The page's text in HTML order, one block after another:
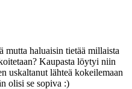
haluaisin tietää millaista
Kaupasta löytyi niin
uskaltanut lähteä kokeilemaan
olisi se sopiva :)